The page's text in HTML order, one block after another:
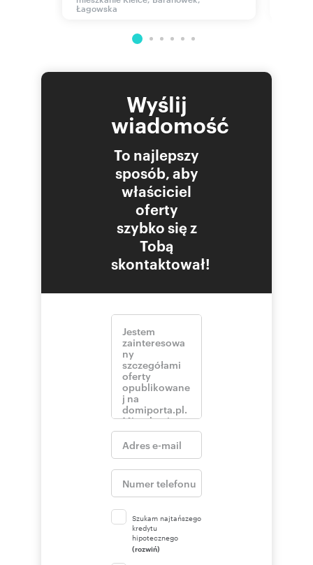
rekreacyjne Stadionu Leśnego, zapewniające
leśnej scenerii. Ulica Ściegiennego stanowi zaś
Pełna własność. Cena do niewielkiej negocjacji.
Biuro nie pobiera prowizji od osoby kupującej.
Numer oferty: 4/08/2025
Łagowska
Wyślij
wiadomość
To najlepszy
sposób, aby
właściciel
oferty
szybko się z
Tobą
skontaktował!
Szukam najtańszego
kredytu
hipotecznego
(rozwiń)